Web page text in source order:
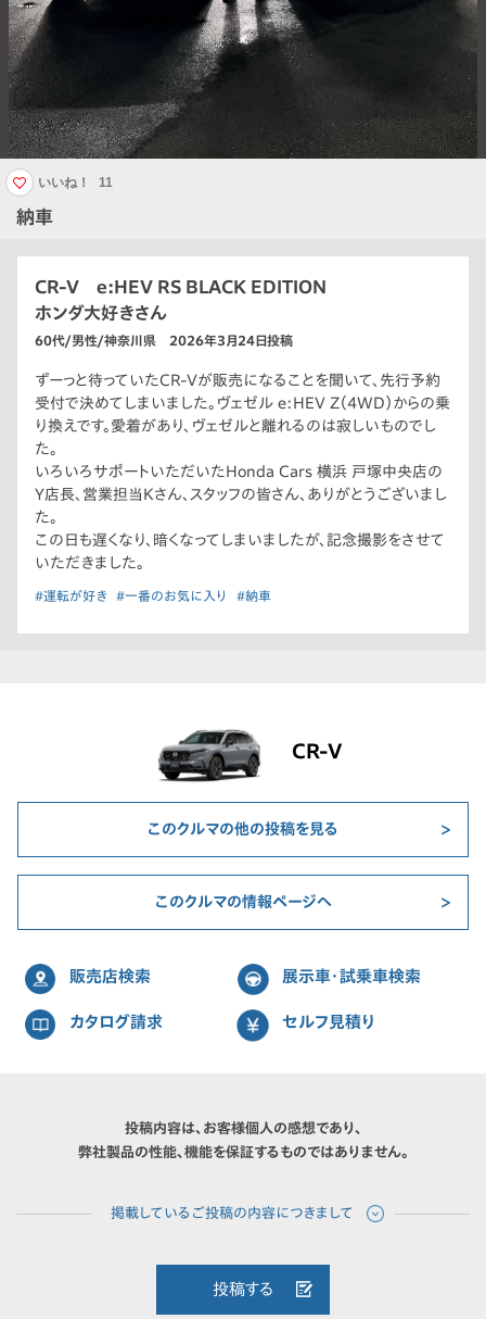
納車
いいね！ 11
CR-V e:HEV RS BLACK EDITION
ホンダ大好きさん
60代/男性/神奈川県 2026年3月24日投稿
ずーっと待っていたCR-Vが販売になることを聞いて、先行予約
受付で決めてしまいました。ヴェゼル e:HEV Z（4WD）からの乗
り換えです。愛着があり、ヴェゼルと離れるのは寂しいものでし
た。
いろいろサポートいただいたHonda Cars 横浜 戸塚中央店の
Y店長、営業担当Kさん、スタッフの皆さん、ありがとうございまし
た。
この日も遅くなり、暗くなってしまいましたが、記念撮影をさせて
いただきました。
#運転が好き #一番のお気に入り #納車
CR-V
このクルマの他の投稿を見る
このクルマの情報ページへ
販売店検索 展示車・試乗車検索
カタログ請求 セルフ見積り
投稿内容は、お客様個人の感想であり、
弊社製品の性能、機能を保証するものではありません。
投稿する